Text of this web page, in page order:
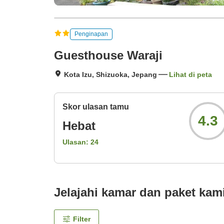
Penginapan
Guesthouse Waraji
Kota Izu, Shizuoka, Jepang Lihat di peta
Skor ulasan tamu
Hebat
Ulasan: 24
4.3
Jelajahi kamar dan paket
Filter